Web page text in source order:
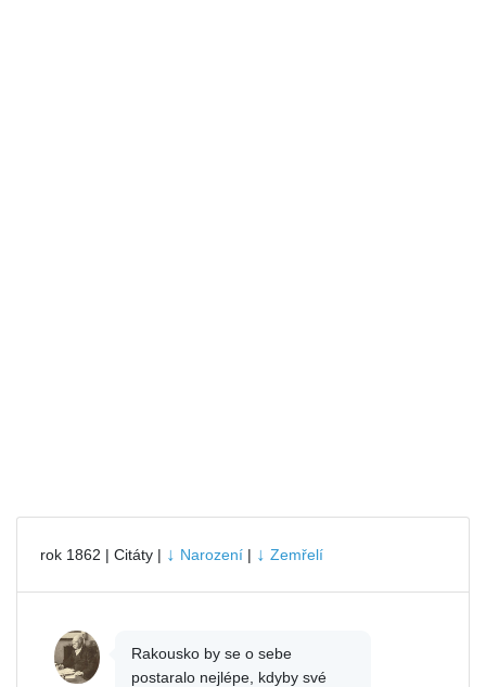
rok 1862 | Citáty | ↓ Narození | ↓ Zemřelí
Rakousko by se o sebe
postaralo nejlépe, kdyby své